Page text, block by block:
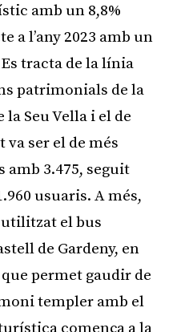
amb un 8,8%
a l’any 2023 amb un
tracta de la línia
patrimonials de la
Seu Vella i el de
va ser el de més
amb 3.475, seguit
usuaris. A més,
utilitzat el bus
de Gardeny, en
permet gaudir de
templer amb el
comença a la